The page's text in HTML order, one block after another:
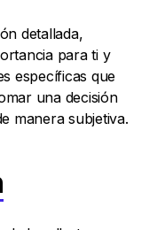
detallada,
para ti y
específicas que
una decisión
manera subjetiva.